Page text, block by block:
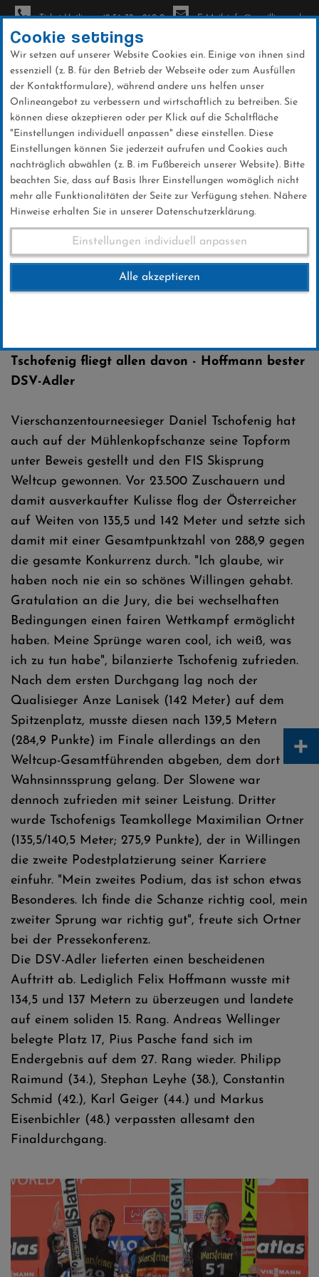
Direkt
zum
Inhalt
Ticket-Hotline: +49 56 32 - 960-0 E-Mail: info@sc-willingen.de
News
FIS Skisprung Weltcup Herren
01 .Februar 2025
Tschofenig fliegt allen davon - Hoffmann bester
DSV-Adler
Vierschanzentourneesieger Daniel Tschofenig hat
auch auf der Mühlenkopfschanze seine Topform
unter Beweis gestellt und den FIS Skisprung
Weltcup gewonnen. Vor 23.500 Zuschauern und
damit ausverkaufter Kulisse flog der Österreicher
auf Weiten von 135,5 und 142 Meter und setzte sich
damit mit einer Gesamtpunktzahl von 288,9 gegen
die gesamte Konkurrenz durch. "Ich glaube, wir
haben noch nie ein so schönes Willingen gehabt.
Gratulation an die Jury, die bei wechselhaften
Bedingungen einen fairen Wettkampf ermöglicht
haben. Meine Sprünge waren cool, ich weiß, was
ich zu tun habe", bilanzierte Tschofenig zufrieden.
Nach dem ersten Durchgang lag noch der
Qualisieger Anze Lanisek (142 Meter) auf dem
Spitzenplatz, musste diesen nach 139,5 Metern
(284,9 Punkte) im Finale allerdings an den
Weltcup-Gesamtführenden abgeben, dem dort ein
Wahnsinnssprung gelang. Der Slowene war
dennoch zufrieden mit seiner Leistung. Dritter
wurde Tschofenigs Teamkollege Maximilian Ortner
(135,5/140,5 Meter; 275,9 Punkte), der in Willingen
die zweite Podestplatzierung seiner Karriere
einfuhr. "Mein zweites Podium, das ist schon etwas
Besonderes. Ich finde die Schanze richtig cool, mein
zweiter Sprung war richtig gut", freute sich Ortner
bei der Pressekonferenz.
Die DSV-Adler lieferten einen bescheidenen
Auftritt ab. Lediglich Felix Hoffmann wusste mit
134,5 und 137 Metern zu überzeugen und landete
auf einem soliden 15. Rang. Andreas Wellinger
belegte Platz 17, Pius Pasche fand sich im
Endergebnis auf dem 27. Rang wieder. Philipp
Raimund (34.), Stephan Leyhe (38.), Constantin
Schmid (42.), Karl Geiger (44.) und Markus
Eisenbichler (48.) verpassten allesamt den
Finaldurchgang.
Daniel Tschofenig gewinnt vor Anze Lanisek und Maximilian Ortner
- Foto © SCW
Cookie settings
Wir setzen auf unserer Website Cookies ein. Einige von ihnen sind
essenziell (z. B. für den Betrieb der Webseite oder zum Ausfüllen
der Kontaktformulare), während andere uns helfen unser
Onlineangebot zu verbessern und wirtschaftlich zu betreiben. Sie
können diese akzeptieren oder per Klick auf die Schaltfläche
"Einstellungen individuell anpassen" diese einstellen. Diese
Einstellungen können Sie jederzeit aufrufen und Cookies auch
nachträglich abwählen (z. B. im Fußbereich unserer Website). Bitte
beachten Sie, dass auf Basis Ihrer Einstellungen womöglich nicht
mehr alle Funktionalitäten der Seite zur Verfügung stehen. Nähere
Hinweise erhalten Sie in unserer Datenschutzerklärung.
Einstellungen individuell anpassen
Alle akzeptieren
+